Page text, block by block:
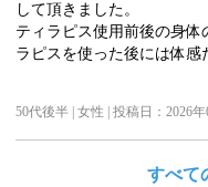
して頂きました。
ティラピス使用前後の身体
ラピスを使った後には体
50代後半 | 女性 | 投稿日：2026年
すべて